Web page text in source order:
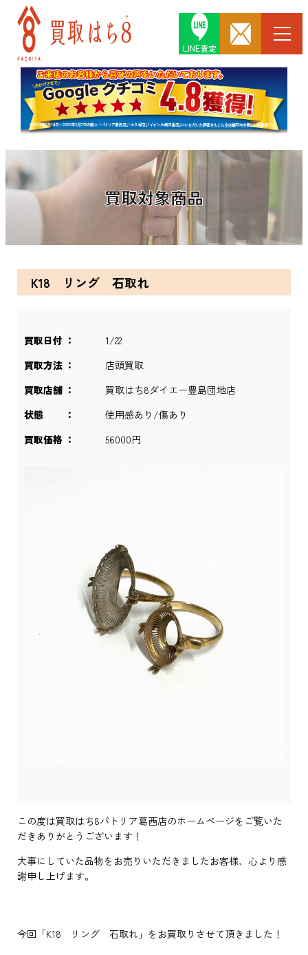
LINE査定
買取対象商品
K18 リング 石取れ
買取日付
1/22
買取方法
店頭買取
買取店舗
買取はち8ダイエー豊島団地店
状態
使用感あり/傷あり
買取価格
56000円
この度は買取はち8パトリア葛西店のホームページをご覧いた
だきありがとうございます！
大事にしていた品物をお売りいただきましたお客様、心より感
謝申し上げます。
今回「K18 リング 石取れ」をお買取りさせて頂きました！